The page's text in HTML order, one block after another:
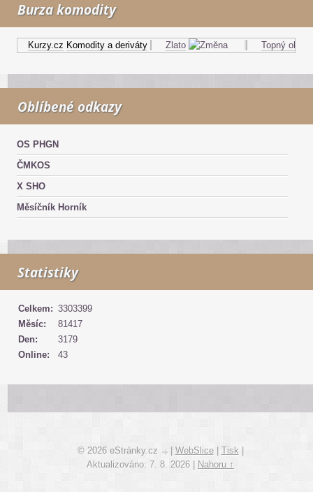
Burza komodity
Kurzy.cz Komodity a deriváty Zlato Topný olej
Oblíbené odkazy
OS PHGN
ČMKOS
X SHO
Měsíčník Horník
Statistiky
Online: 43
Celkem: 3303399
Měsíc:
81417
Den:
3179
© 2026 eStránky.cz WebSlice Tisk
Aktualizováno: 7. 8. 2026
Nahoru ↑